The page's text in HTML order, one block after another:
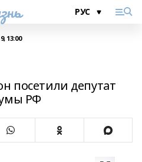
13:00
посетили депутат
РФ